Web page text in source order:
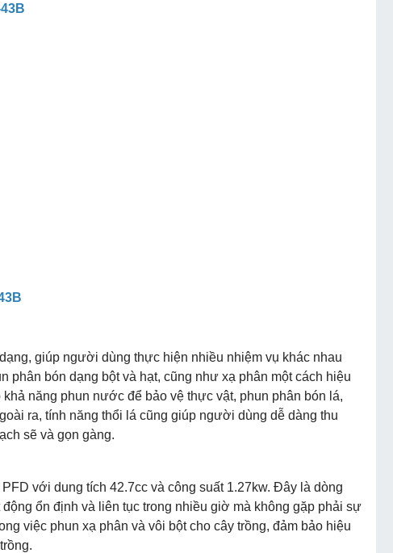
giúp người dùng thực hiện nhiều nhiệm vụ khác nhau
phân bón dạng bột và hạt, cũng như xạ phân một cách hiệu
năng phun nước để bảo vệ thực vật, phun phân bón lá,
ra, tính năng thổi lá cũng giúp người dùng dễ dàng thu
sẽ và gọn gàng.
với dung tích 42.7cc và công suất 1.27kw. Đây là dòng
ổn định và liên tục trong nhiều giờ mà không gặp phải sự
việc phun xạ phân và vôi bột cho cây trồng, đảm bảo hiệu